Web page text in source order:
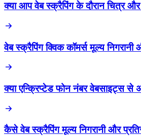
क्या आप वेब स्क्रैपिंग के दौरान चित्र
वेब स्क्रैपिंग क्विक कॉमर्स मूल्य
क्या एन्क्रिप्टेड फोन नंबर वेबसाइट्स
कैसे वेब स्क्रैपिंग मूल्य निगरानी और